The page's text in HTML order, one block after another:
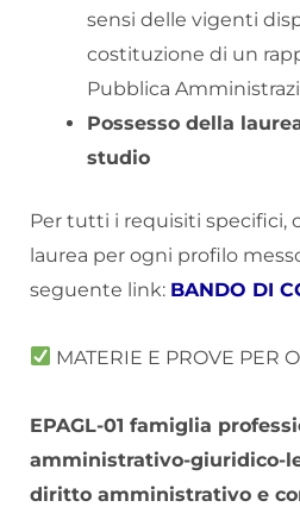
sensi delle vigenti
costituzione di un
Pubblica
Possesso della
studio
Per tutti i requisiti specifici,
laurea per ogni profilo
seguente link: BANDO DI
MATERIE E PROVE PER
EPAGL-01 famiglia
amministrativo-giuridico-
diritto amministrativo e